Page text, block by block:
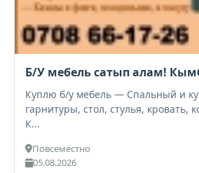
Б/У мебель сатып алам!
Куплю б/у мебель — Спальный и
гарнитуры, стол, стулья,
К...
Повсеместно
05.08.2026